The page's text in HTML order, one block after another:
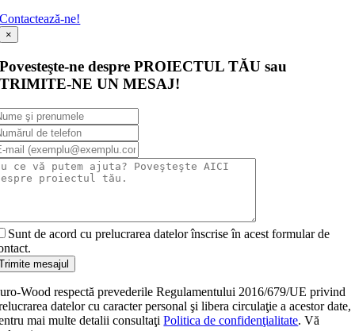
Contactează-ne!
×
Povesteşte-ne despre PROIECTUL TĂU sau
TRIMITE-NE UN MESAJ!
Sunt de acord cu prelucrarea datelor înscrise în acest formular de
mesajul
Wood respectă prevederile Regulamentului 2016/679/UE privind
datelor cu caracter personal şi libera circulaţie a acestor date,
mai multe detalii consultaţiPolitica de confidenţialitate. Vă